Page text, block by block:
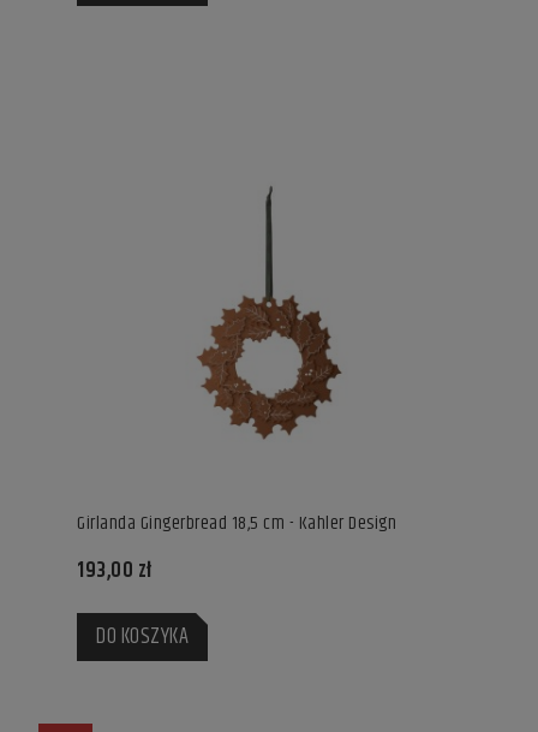
Girlanda Gingerbread 18,5 cm - Kahler Design
193,00 zł
DO KOSZYKA